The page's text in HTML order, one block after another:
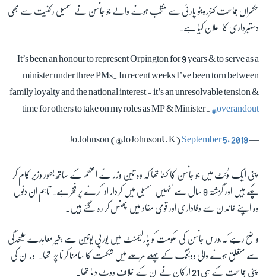
حکمراں جماعت کنزرویٹو پارٹی سے منتخب ہونے والے جو جانسن نے اسمبلی رکنیت سے بھی
دستبرداری کا اعلان کیا ہے۔
It’s been an honour to represent Orpington for 9 years & to serve as a
minister under three PMs. In recent weeks I’ve been torn between
family loyalty and the national interest - it’s an unresolvable tension &
time for others to take on my roles as MP & Minister.
#overandout
— Jo Johnson (@JoJohnsonUK)
September 5, 2019
اپنی ایک ٹوئٹ میں جو جانسن کا کہنا تھا کہ وہ تین وزرائے اعظم کے ساتھ بطور وزیر کام کر
چکے ہیں اور گزشتہ 9 سال سے اُنہیں اسمبلی میں کردار ادا کرنے پر فخر ہے۔ تاہم ان دنوں
وہ اپنے خاندان سے وفاداری اور قومی مفاد میں پھنس کر رہ گئے ہیں۔
واضح رہے کہ بورس جانسن کی حکومت کو پارلیمنٹ میں یورپی یونین سے بغیر معاہدے علیحدگی
سے متعلق ہونے والی ووٹنگ کے پہلے مرحلے میں شکست کا سامنا کرنا پڑا تھا۔ اور ان کی
اپنی جماعت کے ہی 21 ارکان نے ان کے خلاف ووٹ دیا تھا۔